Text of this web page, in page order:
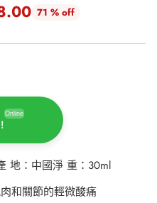
71 % off
Online
地：中國淨 重：30ml
和關節的輕微酸痛